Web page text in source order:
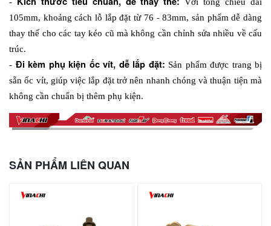
-
Với tổng chiều dài
105mm, khoảng cách lỗ lắp đặt từ 76 - 83mm, sản phẩm dễ dàng
thay thế cho các tay kéo cũ mà không cần chỉnh sửa nhiều về cấu
trúc.
- Đi kèm phụ kiện ốc vít, dễ lắp đặt: Sản phẩm được trang bị
sẵn ốc vít, giúp việc lắp đặt trở nên nhanh chóng và thuận tiện mà
không cần chuẩn bị thêm phụ kiện.
SẢN PHẨM LIÊN QUAN